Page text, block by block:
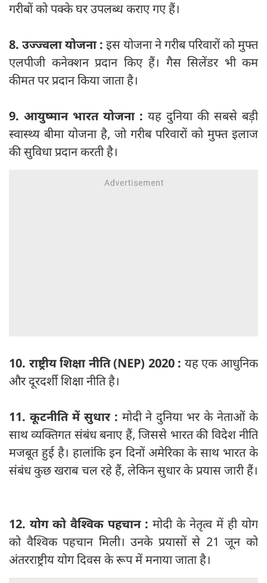
गरीबों को पक्के घर उपलब्ध कराए गए हैं।
8. उज्ज्वला योजना : इस योजना ने गरीब परिवारों को मुफ्त
एलपीजी कनेक्शन प्रदान किए हैं। गैस सिलेंडर भी कम
कीमत पर प्रदान किया जाता है।
9. आयुष्मान भारत योजना : यह दुनिया की सबसे बड़ी
स्वास्थ्य बीमा योजना है, जो गरीब परिवारों को मुफ्त इलाज
की सुविधा प्रदान करती है।
10. राष्ट्रीय शिक्षा नीति (NEP) 2020 : यह एक आधुनिक
और दूरदर्शी शिक्षा नीति है।
11. कूटनीति में सुधार : मोदी ने दुनिया भर के नेताओं के
साथ व्यक्तिगत संबंध बनाए हैं, जिससे भारत की विदेश नीति
मजबूत हुई है। हालांकि इन दिनों अमेरिका के साथ भारत के
संबंध कुछ खराब चल रहे हैं, लेकिन सुधार के प्रयास जारी हैं।
12. योग को वैश्विक पहचान : मोदी के नेतृत्व में ही योग
को वैश्विक पहचान मिली। उनके प्रयासों से 21 जून को
अंतरराष्ट्रीय योग दिवस के रूप में मनाया जाता है।